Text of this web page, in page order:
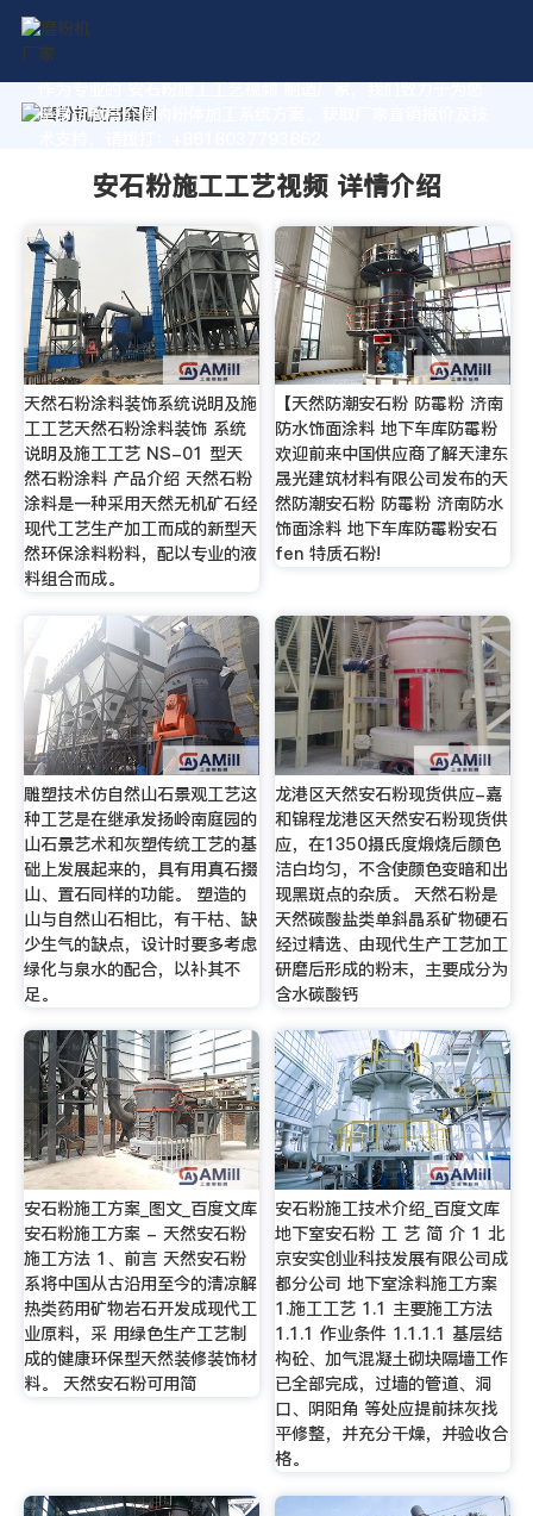
作为专业的 安石粉施工工艺视频 制造厂家，我们致力于为您
量身定制高价值的粉体加工系统方案。获取厂家直销报价及技
安石粉施工工艺视频 详情介绍
天然石粉涂料装饰系统说明及施
工工艺天然石粉涂料装饰 系统
说明及施工工艺 NS-01 型天
然石粉涂料 产品介绍 天然石粉
涂料是一种采用天然无机矿石经
现代工艺生产加工而成的新型天
然环保涂料粉料，配以专业的液
料组合而成。
【天然防潮安石粉 防霉粉 济南
防水饰面涂料 地下车库防霉粉
欢迎前来中国供应商了解天津东
晟光建筑材料有限公司发布的天
然防潮安石粉 防霉粉 济南防水
饰面涂料 地下车库防霉粉安石
fen 特质石粉!
雕塑技术仿自然山石景观工艺这
种工艺是在继承发扬岭南庭园的
山石景艺术和灰塑传统工艺的基
础上发展起来的，具有用真石掇
山、置石同样的功能。 塑造的
山与自然山石相比，有干枯、缺
少生气的缺点，设计时要多考虑
绿化与泉水的配合，以补其不
足。
龙港区天然安石粉现货供应-嘉
和锦程龙港区天然安石粉现货供
应，在1350摄氏度煅烧后颜色
洁白均匀，不含使颜色变暗和出
现黑斑点的杂质。 天然石粉是
天然碳酸盐类单斜晶系矿物硬石
经过精选、由现代生产工艺加工
研磨后形成的粉末，主要成分为
含水碳酸钙
安石粉施工方案_图文_百度文库
安石粉施工方案 - 天然安石粉
施工方法 1、前言 天然安石粉
系将中国从古沿用至今的清凉解
热类药用矿物岩石开发成现代工
业原料，采 用绿色生产工艺制
成的健康环保型天然装修装饰材
料。 天然安石粉可用简
安石粉施工技术介绍_百度文库
地下室安石粉 工 艺 简 介 1 北
京安实创业科技发展有限公司成
都分公司 地下室涂料施工方案
1.施工工艺 1.1 主要施工方法
1.1.1 作业条件 1.1.1.1 基层结
构砼、加气混凝土砌块隔墙工作
已全部完成，过墙的管道、洞
口、阴阳角 等处应提前抹灰找
平修整，并充分干燥，并验收合
格。